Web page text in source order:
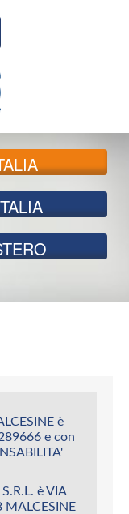
è
e con
è VIA
MALCESINE